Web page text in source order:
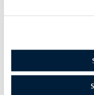
Por­voon to­ril­le